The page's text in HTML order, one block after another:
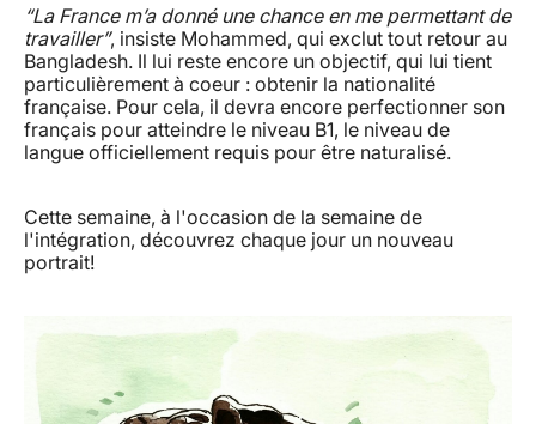
“La France m’a donné une chance en me permettant de
travailler”, insiste Mohammed, qui exclut tout retour au
Bangladesh. Il lui reste encore un objectif, qui lui tient
particulièrement à coeur : obtenir la nationalité
française. Pour cela, il devra encore perfectionner son
français pour atteindre le niveau B1, le niveau de
langue officiellement requis pour être naturalisé.
Cette semaine, à l'occasion de la semaine de
l'intégration, découvrez chaque jour un nouveau
portrait!